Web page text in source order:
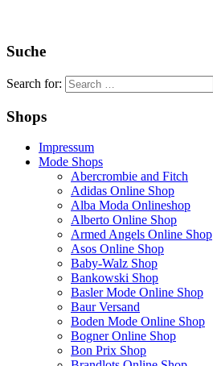
Suche
Search for:
Shops
Impressum
Mode Shops
Abercrombie and Fitch
Adidas Online Shop
Alba Moda Onlineshop
Alberto Online Shop
Armed Angels Online Shop
Asos Online Shop
Baby-Walz Shop
Bankowski Shop
Basler Mode Online Shop
Baur Versand
Boden Mode Online Shop
Bogner Online Shop
Bon Prix Shop